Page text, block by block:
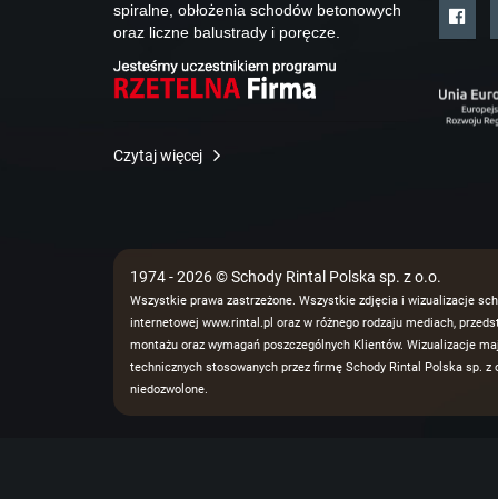
spiralne, obłożenia schodów betonowych
oraz liczne balustrady i poręcze.
Czytaj więcej
1974 - 2026 © Schody Rintal Polska sp. z o.o.
Wszystkie prawa zastrzeżone. Wszystkie zdjęcia i wizualizacje
internetowej www.rintal.pl oraz w różnego rodzaju mediach,
montażu oraz wymagań poszczególnych Klientów. Wizualizacje
technicznych stosowanych przez firmę Schody Rintal Polska sp.
niedozwolone.